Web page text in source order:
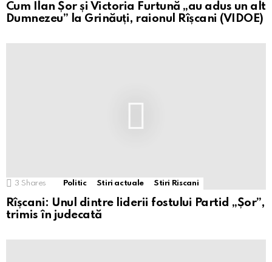
Cum Ilan Șor și Victoria Furtună „au adus un alt
Dumnezeu” la Grinăuți, raionul Rîșcani (VIDOE)
3 Shares Politic Stiri actuale Stiri Riscani
Rîșcani: Unul dintre liderii fostului Partid „Șor”,
trimis în judecată